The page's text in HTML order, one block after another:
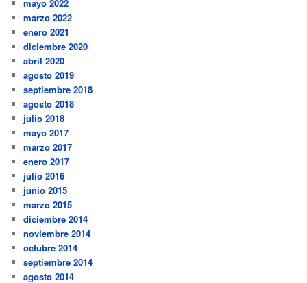
mayo 2022
marzo 2022
enero 2021
diciembre 2020
abril 2020
agosto 2019
septiembre 2018
agosto 2018
julio 2018
mayo 2017
marzo 2017
enero 2017
julio 2016
junio 2015
marzo 2015
diciembre 2014
noviembre 2014
octubre 2014
septiembre 2014
agosto 2014